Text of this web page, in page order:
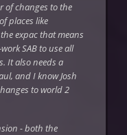
of changes to the
places like
expac that means
SAB to use all
It also needs a
and I know Josh
to world 2
- both the